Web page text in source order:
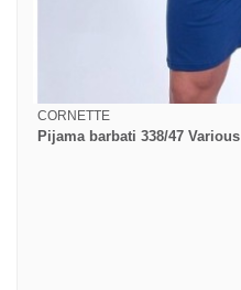
CORNETTE
Pijama barbati 338/47 Various